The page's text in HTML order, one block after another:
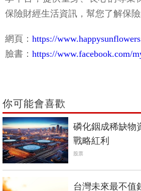
保險財經生活資訊，幫您了解保險
網頁： https://
臉書： https://www.facebook.com/
你可能會喜歡
磷化銦成稀缺物
戰略紅利
股票
台灣未來最不值